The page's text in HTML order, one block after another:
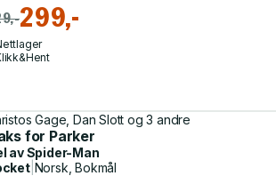
299,-
Gage, Dan Slott og 3 andre
for Parker
avSpider-Man
| Norsk, Bokmål